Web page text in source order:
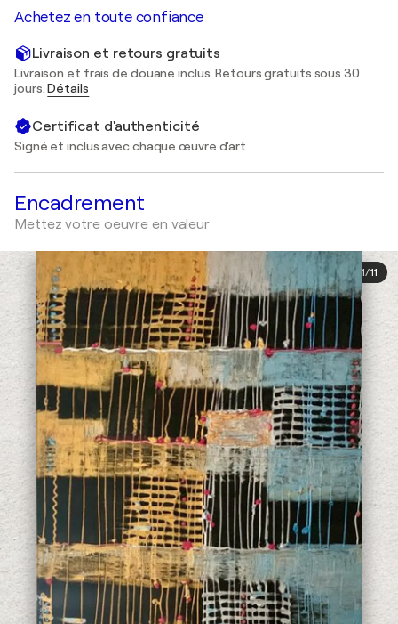
Achetez en toute confiance
Livraison et retours gratuits
Livraison et frais de douane inclus. Retours gratuits sous 30
jours.Détails
Certificat d'authenticité
Signé et inclus avec chaque œuvre d'art
Encadrement
Mettez votre oeuvre en valeur
1/11